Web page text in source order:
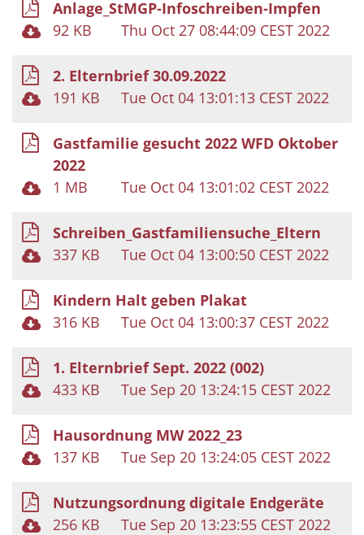
Anlage_StMGP-Infoschreiben-Impfen
92 KB
Thu Oct 27 08:44:09 CEST 2022
2. Elternbrief 30.09.2022
191 KB
Tue Oct 04 13:01:13 CEST 2022
Gastfamilie gesucht 2022 WFD Oktober
2022
1 MB
Tue Oct 04 13:01:02 CEST 2022
Schreiben_Gastfamiliensuche_Eltern
337 KB
Tue Oct 04 13:00:50 CEST 2022
Kindern Halt geben Plakat
316 KB
Tue Oct 04 13:00:37 CEST 2022
1. Elternbrief Sept. 2022 (002)
433 KB
Tue Sep 20 13:24:15 CEST 2022
Hausordnung MW 2022_23
137 KB
Tue Sep 20 13:24:05 CEST 2022
Nutzungsordnung digitale Endgeräte
256 KB
Tue Sep 20 13:23:55 CEST 2022